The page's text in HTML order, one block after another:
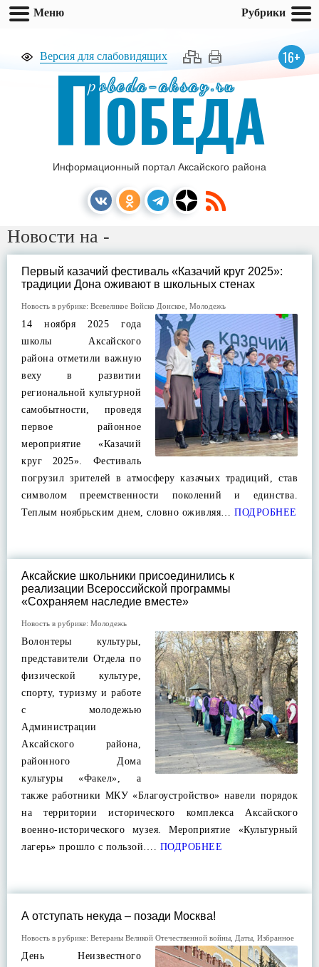
Версия для слабовидящих 16+
pobeda-aksay.ru
ПОБЕДА
Информационный портал Аксайского района
Новости на -
Первый казачий фестиваль «Казачий круг 2025»:
традиции Дона оживают в школьных стенах
Новость в рубрике: Всевеликое Войско Донское Молодежь
14 ноября 2025 года
школы Аксайского
района отметили важную
веху в развитии
региональной культурной
самобытности, проведя
первое районное
мероприятие «Казачий
круг 2025». Фестиваль
погрузил зрителей в атмосферу казачьих традиций, став
символом преемственности поколений и единства.
Теплым ноябрьским днем, словно оживляя… ПОДРОБНЕЕ
Аксайские школьники присоединились к
реализации Всероссийской программы
«Сохраняем наследие вместе»
Новость в рубрике: Молодежь
Волонтеры культуры,
представители Отдела по
физической культуре,
спорту, туризму и работе
с молодежью
Администрации
Аксайского района,
районного Дома
культуры «Факел», а
также работники МКУ «Благоустройство» навели порядок
на территории исторического комплекса Аксайского
военно-исторического музея. Мероприятие «Культурный
лагерь» прошло с пользой…. ПОДРОБНЕЕ
А отступать некуда – позади Москва!
Новость в рубрике: Ветераны Великой Отечественной войны Даты Избранное
День Неизвестного
Меню Рубрики